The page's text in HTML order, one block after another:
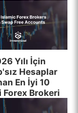
Yılı İçin
Hesaplar
En İyi 10
Forex Brokeri